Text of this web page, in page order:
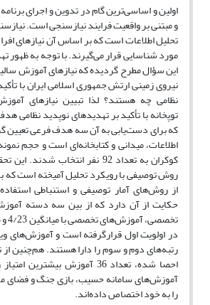
اولین و اساسی‌ترین گام در تدوین و اجرای
و مبتنی بر واقعیت فرایند نیازسنجی است.
تحلیل اطلاعات است که بر اساس آن نیازهای
مورد شناسایی قرار می‌گیرند. با توجه به ظهور
این سؤال مطرح گردیده که نیازهای آموزش
نیروی زمینی ارتش جمهوری اسلامی ایران با
نظامی چه هستند؟ لذا تبیین نیازهای
توپخانه با تأکید بر تهدیدهای نوپدید نظامی
که برای دست‌یابی به آن سه هدف فرعی
اطلاعات، میدانی و کتابخانه‌ای است و حجم
کوکران به تعداد 92 نفر انتخاب
روش توصیفی با رویکرد تحلیل آمیخته است که
از روش‌های آمار توصیفی و استنباطی
حکایت از آن دارد که از بین سه دسته
در اولویت اول قرارگرفته است و آموزش‌های
احصا شده، تعداد 36 آموزش
آموزش‌های سامانه حسیب، بازی جنگ و فضای
را به خود اختصاص داده‌‌اند.